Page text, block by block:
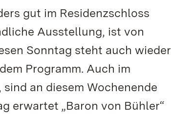
gut im Residenzschloss
Ausstellung, ist von
Sonntag steht auch wieder
Programm. Auch im
an diesem Wochenende
erwartet „Baron von Bühler“